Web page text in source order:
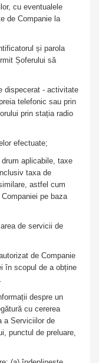
cu eventualele
de Companie la
și parola
Șoferului să
dispecerat - activitate
telefonic sau prin
prin stația radio
efectuate;
drum aplicabile, taxe
taxa de
astfel cum
pe baza
de servicii de
de Companie
în scopul de a obține
despre un
cu cererea
a Serviciilor de
punctul de preluare,